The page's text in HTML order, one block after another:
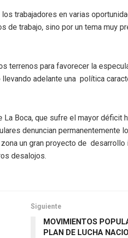
trabajadores en varias
de trabajo, sino por un tema muy
terrenos para favorecer la
adelante una política
Boca, que sufre el mayor déficit
denuncian permanentemente
un gran proyecto de
desalojos.
Siguiente
MOVIMIENTOS
PLAN DE LUCHA